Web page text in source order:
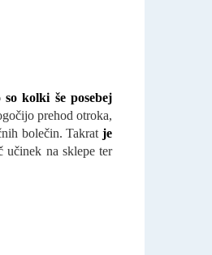
so kolki še posebej
prehod otroka,
bolečin. Takrat je
učinek na sklepe ter